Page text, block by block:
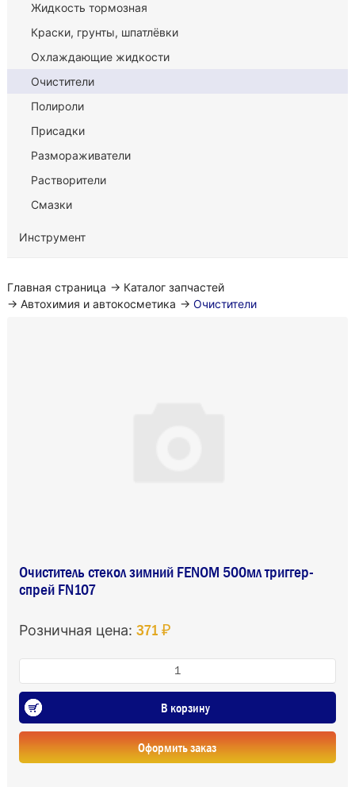
Жидкость тормозная
Краски, грунты, шпатлёвки
Охлаждающие жидкости
Очистители
Полироли
Присадки
Размораживатели
Растворители
Смазки
Инструмент
Главная страница → Каталог запчастей
→ Автохимия и автокосметика → Очистители
Очиститель стекол зимний FENOM 500мл триггер-
спрей FN107
Розничная цена: 371 ₽
В корзину
Оформить заказ